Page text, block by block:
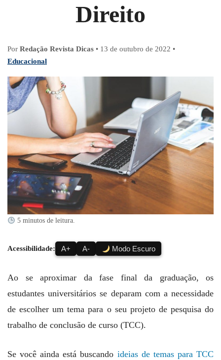
Direito
Por Redação Revista Dicas • 13 de outubro de 2022 •
Educacional
5 minutos de leitura.
Acessibilidade: A+ A- Modo Escuro
Ao se aproximar da fase final da graduação, os
estudantes universitários se deparam com a necessidade
de escolher um tema para o seu projeto de pesquisa do
trabalho de conclusão de curso (TCC).
Se você ainda está buscando ideias de temas para TCC